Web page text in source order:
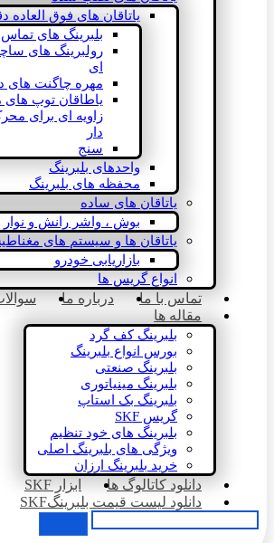
یاتاقان های فوق العاده
بلبرینگ های تماس
رولبرینگ های
ای
مهره چاگنت های
یاطاقان توپ
زاویه ای برای
دار
سنج
واحدهای بلبرینگ
محفظه های بلبرینگ
یاتاقان های ساده
بوش ، واشر رانش و نوار
یاتاقان ها و سیستم های
بازاریابی خودرو
انواع گریس ها
تماس با ما درباره ما
مقاله ها
بلبرینگ کف گرد
بورس انواع بلبرینگ
بلبرینگ صنعتی
بلبرینگ مینیاتوری
بلبرینگ بک استاپ
گریس SKF
بلبرینگ های خود تنظیم
ویژگی های بلبرینگ اصلی
خرید بلبرینگ ارزان
دانلود کاتالوگ ها
ابزار SKF
دانلود لیست قیمت بلبرینگSKF